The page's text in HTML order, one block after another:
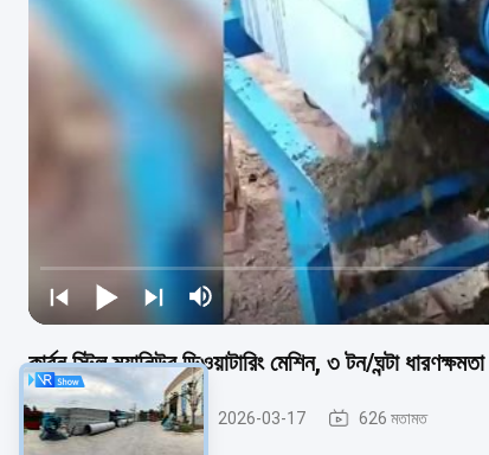
কার্বন স্টিল ম্যানিউর ডিওয়াটারিং মেশিন, ৩ টন/ঘন্টা
সার ডিওয়্যারিং মেশিন 2026-03-17 626 মতামত